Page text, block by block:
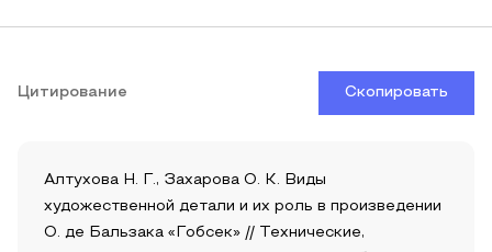
Цитирование Скопировать
Алтухова Н. Г., Захарова О. К. Виды
художественной детали и их роль в произведении
О. де Бальзака «Гобсек» // Технические,